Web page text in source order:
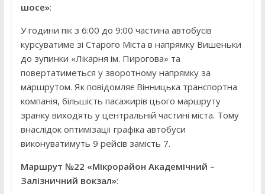
шосе»:
У години пік з 6:00 до 9:00 частина автобусів
курсуватиме зі Старого Міста в напрямку Вишеньки
до зупинки «Лікарня ім. Пирогова» та
повертатиметься у зворотному напрямку за
маршрутом. Як повідомляє Вінницька транспортна
компанія, більшість пасажирів цього маршруту
зранку виходять у центральній частині міста. Тому
внаслідок оптимізації графіка автобуси
виконуватимуть 9 рейсів замість 7.
Маршрут №22 «Мікрорайон Академічний –
Залізничний вокзал»: